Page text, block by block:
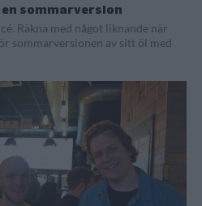
sommarversion
Räkna med något liknande när
sommarversionen av sitt öl med